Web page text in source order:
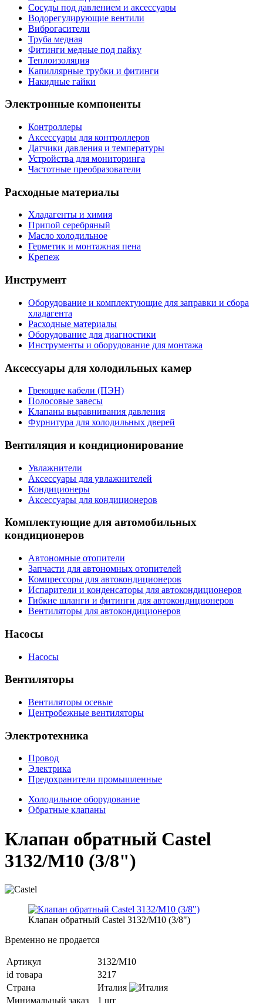
Сосуды под давлением и аксессуары
Водорегулирующие вентили
Виброгасители
Труба медная
Фитинги медные под пайку
Теплоизоляция
Капиллярные трубки и фитинги
Накидные гайки
Электронные компоненты
Контроллеры
Аксессуары для контроллеров
Датчики давления и температуры
Устройства для мониторинга
Частотные преобразователи
Расходные материалы
Хладагенты и химия
Припой серебряный
Масло холодильное
Герметик и монтажная пена
Крепеж
Инструмент
Оборудование и комплектующие для заправки и сбора
хладагента
Расходные материалы
Оборудование для диагностики
Инструменты и оборудование для монтажа
Аксессуары для холодильных камер
Греющие кабели (ПЭН)
Полосовые завесы
Клапаны выравнивания давления
Фурнитура для холодильных дверей
Вентиляция и кондиционирование
Увлажнители
Аксессуары для увлажнителей
Кондиционеры
Аксессуары для кондиционеров
Комплектующие для автомобильных
кондиционеров
Автономные отопители
Запчасти для автономных отопителей
Компрессоры для автокондиционеров
Испарители и конденсаторы для автокондиционеров
Гибкие шланги и фитинги для автокондиционеров
Вентиляторы для автокондиционеров
Насосы
Насосы
Вентиляторы
Вентиляторы осевые
Центробежные вентиляторы
Электротехника
Провод
Электрика
Предохранители промышленные
Холодильное оборудование
Обратные клапаны
Клапан обратный Castel
3132/M10 (3/8")
Клапан обратный Castel 3132/M10 (3/8")
Временно не продается
Артикул
3132/M10
id товара
3217
Страна
Италия
Минимальный заказ
1 шт